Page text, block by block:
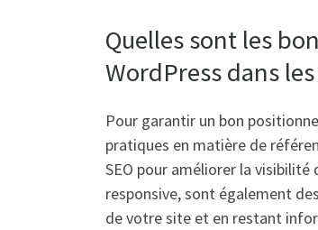
Quelles sont les
WordPress dans
Pour garantir un bon
pratiques en matière de
SEO pour améliorer la
responsive, sont également
de votre site et en restant